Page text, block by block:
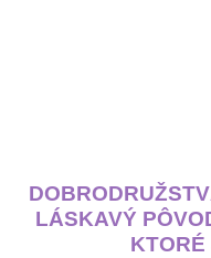
LÁSKAVÝ